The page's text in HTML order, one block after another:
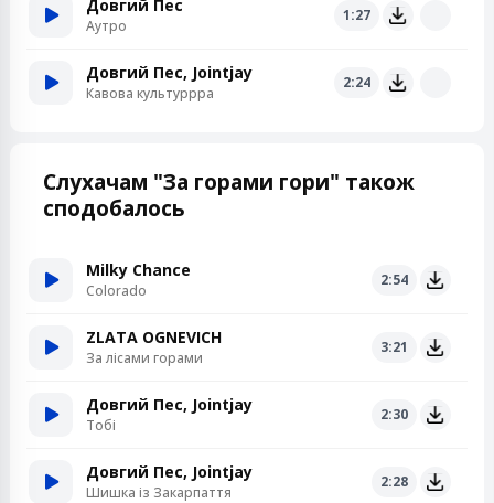
Довгий Пес
Аутро
1:27
Довгий Пес, Jointjay
Кавова культуррра
2:24
Слухачам "За горами гори" також
сподобалось
Milky Chance
Colorado
2:54
ZLATA OGNEVICH
За лісами горами
3:21
Довгий Пес, Jointjay
Тобі
2:30
Довгий Пес, Jointjay
Шишка із Закарпаття
2:28